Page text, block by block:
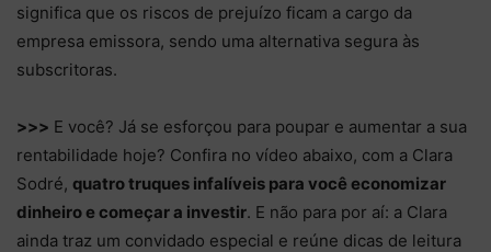
significa que os riscos de prejuízo ficam a cargo da
empresa emissora, sendo uma alternativa segura às
subscritoras.
>>> E você? Já se esforçou para poupar e aumentar a sua
rentabilidade hoje? Confira no vídeo abaixo, com a Clara
Sodré, quatro truques infalíveis para você economizar
dinheiro e começar a investir. E não para por aí: a Clara
ainda traz um convidado especial e reúne dicas de leitura